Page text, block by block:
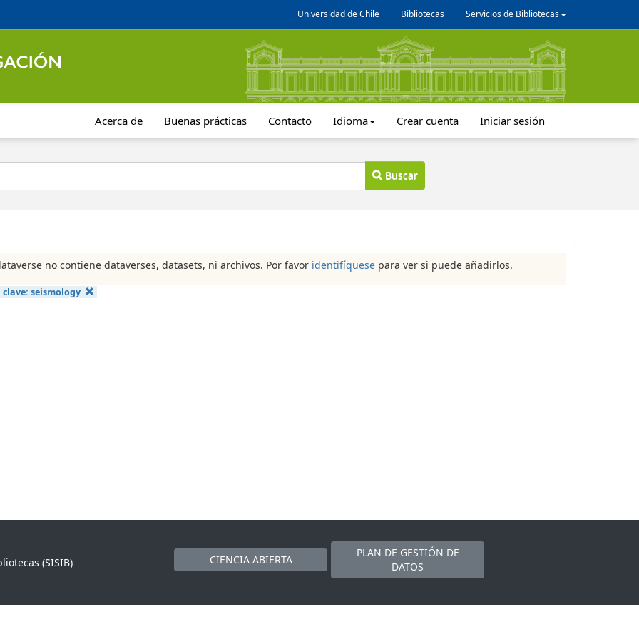
Universidad de Chile Bibliotecas Servicios de Bibliotecas
Acerca de Buenas prácticas Contacto Idioma Crear cuenta Iniciar sesión
Buscar
no contiene dataverses, datasets, ni archivos. Por favor identifíquese para ver si puede añadirlos.
seismology
(SISIB)
CIENCIA ABIERTA
PLAN DE GESTIÓN DE
DATOS